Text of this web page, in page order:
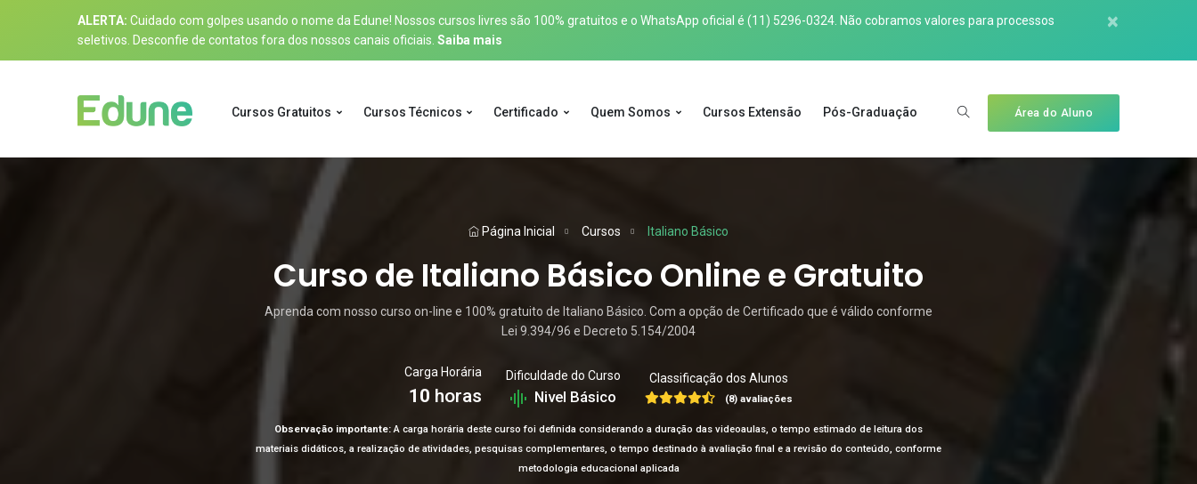
ALERTA: Cuidado com golpes usando o nome da Edune! Nossos cursos livres são 100% gratuitos e o WhatsApp oficial é (11) 5296-0324 . Não cobramos valores para processos
seletivos. Desconfie de contatos fora dos nossos canais oficiais. Saiba mais
×
Cursos Gratuitos Cursos Técnicos Certificado Quem Somos Cursos Extensão Pós-Graduação Área do Aluno
Página Inicial Cursos Italiano Básico
Curso de Italiano Básico Online e Gratuito
Aprenda com nosso curso on-line e 100% gratuito de Italiano Básico. Com a opção de Certificado que é válido conforme
Lei 9.394/96 e Decreto 5.154/2004
Carga Horária
10 horas
Dificuldade do Curso
Nivel Básico
Classificação dos Alunos
(8) avaliações
Observação importante:A carga horária deste curso foi definida considerando a duração das videoaulas, o tempo estimado de leitura dos
materiais didáticos, a realização de atividades, pesquisas complementares, o tempo destinado à avaliação final e a revisão do conteúdo, conforme
metodologia educacional aplicada